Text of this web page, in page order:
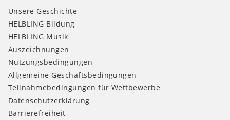
Unsere Geschichte
HELBLING Bildung
HELBLING Musik
Auszeichnungen
Nutzungsbedingungen
Allgemeine Geschäftsbedingungen
Teilnahmebedingungen für Wettbewerbe
Datenschutzerklärung
Barrierefreiheit